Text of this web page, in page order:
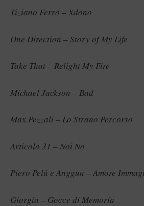
Tiziano Ferro – Xdono
One Direction – Story of My Life
Take That – Relight My Fire
Michael Jackson – Bad
Max Pezzali – Lo Strano Percorso
Articolo 31 – Noi No
Piero Pelù e Anggun – Amore
Giorgia – Gocce di Memoria